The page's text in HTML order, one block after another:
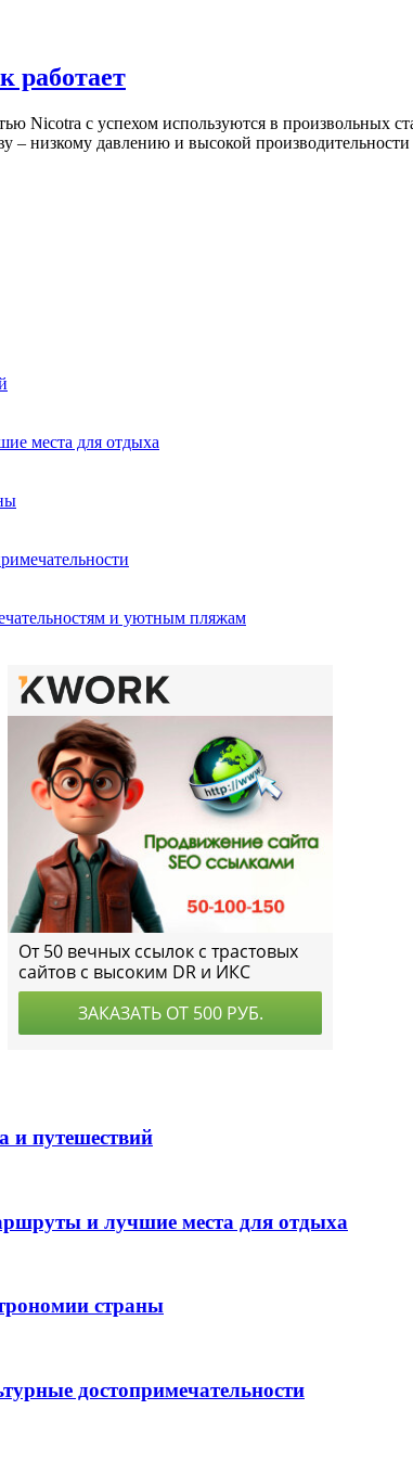
работает
Nicotra с успехом используются в произвольных
– низкому давлению и высокой
места для отдыха
и уютным пляжам
и путешествий
и лучшие места для отдыха
страны
достопримечательности